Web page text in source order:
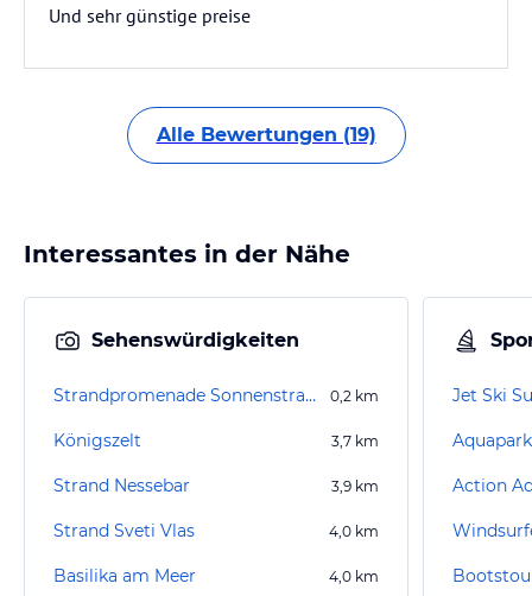
Und sehr günstige preise
Alle Bewertungen (19)
Interessantes in der Nähe
Sehenswürdigkeiten
Strandpromenade Sonnenstrand 0,2 km
Königszelt 3,7 km
Strand Nessebar 3,9 km
Strand Sveti Vlas 4,0 km
Basilika am Meer 4,0 km
Jet Ski
Action